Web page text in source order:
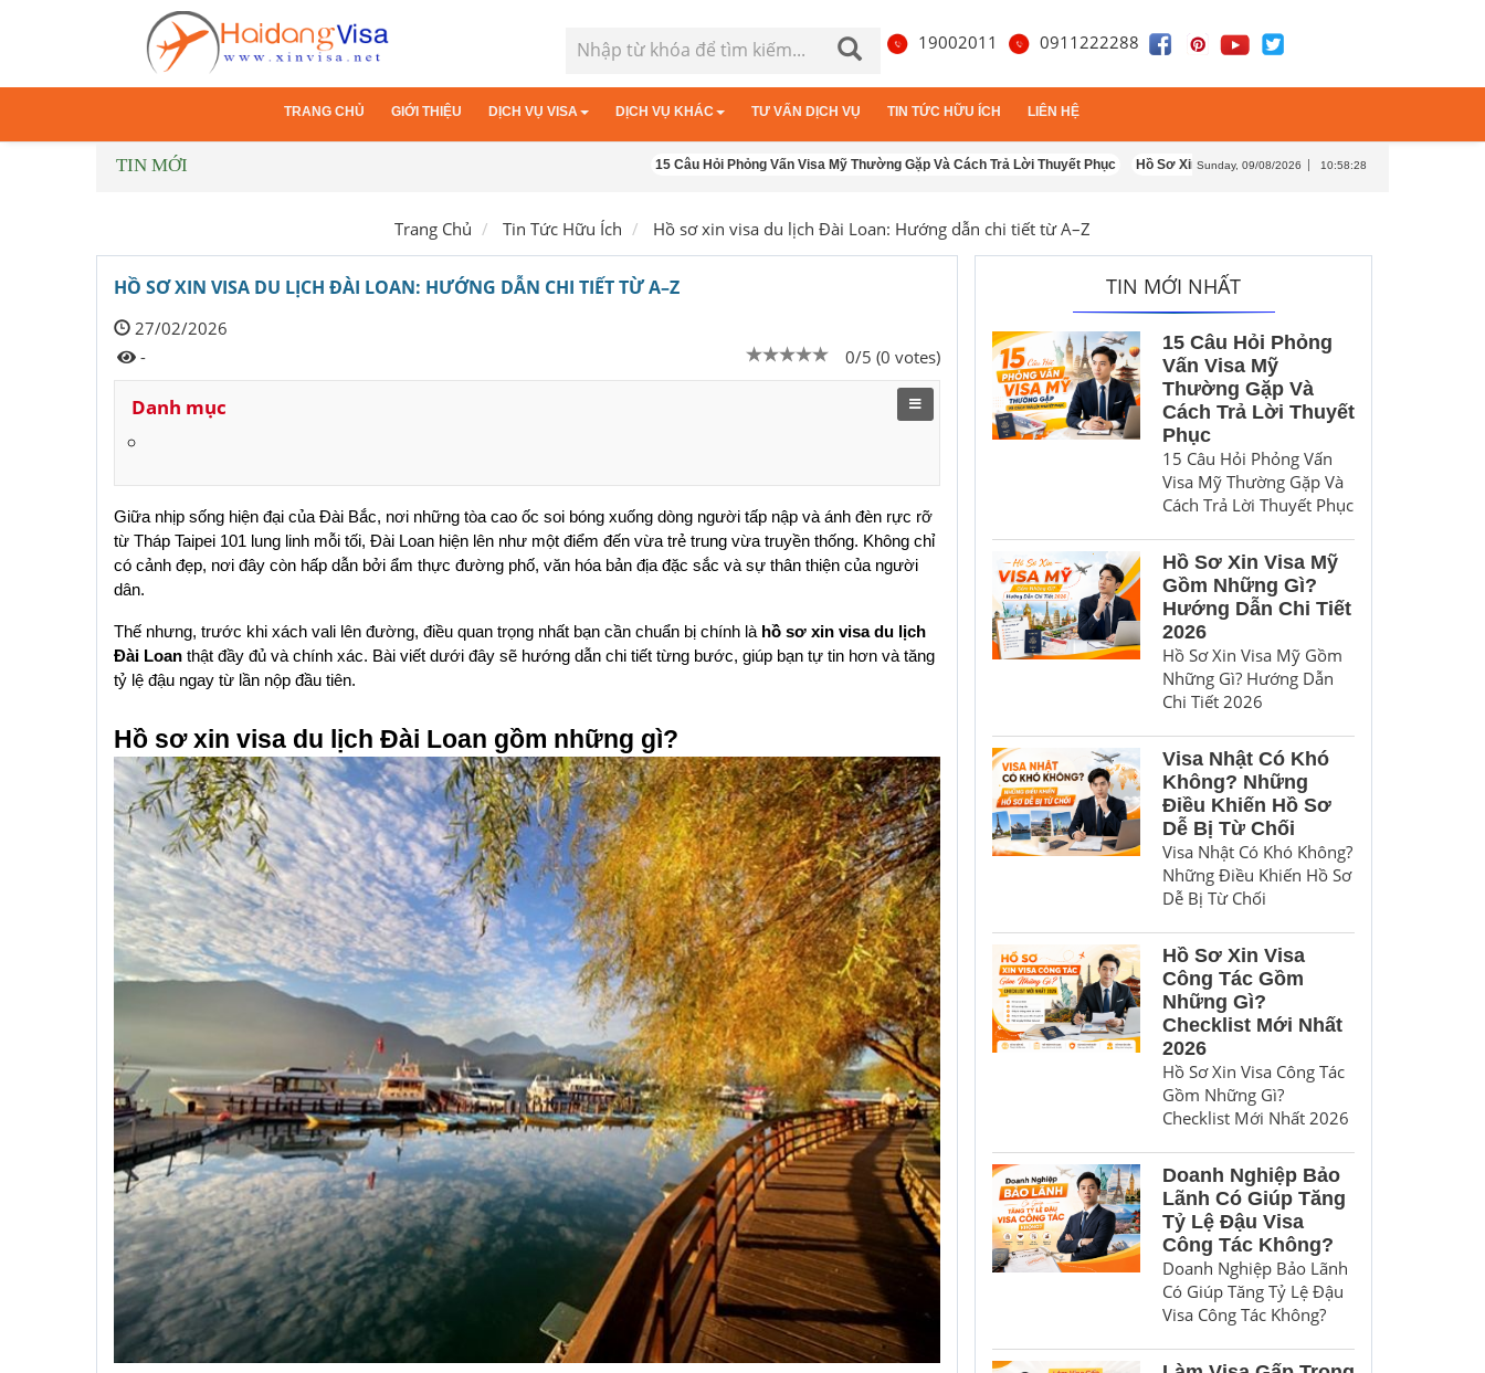
19002011 0911222288
TRANG CHỦ GIỚI THIỆU DỊCH VỤ VISA
Visa Myanmar
Visa Ấn Độ Visa Mông Cổ
Visa Anh
Visa Hà Lan Visa Hy Lạp
Visa Thụy Sĩ Visa Thụy Điển
Visa Ý Visa Malaysia
Visa Cuba Visa Phần Lan
Visa Bồ Đào Nha Visa Séc
Visa Nga Visa Indonesia
Visa Mỹ Visa Hàn Quốc
Visa Nhật Bản Visa Đài Loan
Visa Úc Visa Singapore
Visa Châu Âu
DỊCH VỤ KHÁC
Bảo hiểm du lịch Hợp pháp hóa lãnh sự
Thư tạm trú việt nam
TƯ VẤN DỊCH VỤ TIN TỨC HỮU ÍCH LIÊN HỆ
TIN MỚI 15 Câu Hỏi Phỏng Vấn Visa Mỹ Thường Gặp Và Cách Trả Lời Thuyết Phục Hồ Sơ Xin Visa Mỹ Gồm Những Gì? Hướng Dẫn Chi Tiết 2026
Sunday, 09/08/2026 10:58:30
Trang Chủ Tin Tức Hữu Ích Hồ sơ xin visa du lịch Đài Loan: Hướng dẫn chi tiết từ A–Z
HỒ SƠ XIN VISA DU LỊCH ĐÀI LOAN: HƯỚNG DẪN CHI TIẾT TỪ A–Z
27/02/2026
0/5 (0 votes)
-
Danh mục
Giữa nhịp sống hiện đại của Đài Bắc, nơi những tòa cao ốc soi bóng xuống dòng người tấp nập và ánh đèn rực rỡ
từ Tháp Taipei 101 lung linh mỗi tối, Đài Loan hiện lên như một điểm đến vừa trẻ trung vừa truyền thống. Không chỉ
có cảnh đẹp, nơi đây còn hấp dẫn bởi ẩm thực đường phố, văn hóa bản địa đặc sắc và sự thân thiện của người
dân.
Thế nhưng, trước khi xách vali lên đường, điều quan trọng nhất bạn cần chuẩn bị chính là hồ sơ xin visa du lịch
Đài Loan thật đầy đủ và chính xác. Bài viết dưới đây sẽ hướng dẫn chi tiết từng bước, giúp bạn tự tin hơn và tăng
tỷ lệ đậu ngay từ lần nộp đầu tiên.
Hồ sơ xin visa du lịch Đài Loan gồm những gì?
TIN MỚI NHẤT
15 Câu Hỏi Phỏng
Vấn Visa Mỹ
Thường Gặp Và
Cách Trả Lời Thuyết
Phục
15 Câu Hỏi Phỏng Vấn
Visa Mỹ Thường Gặp Và
Cách Trả Lời Thuyết Phục
Hồ Sơ Xin Visa Mỹ
Gồm Những Gì?
Hướng Dẫn Chi Tiết
2026
Hồ Sơ Xin Visa Mỹ Gồm
Những Gì? Hướng Dẫn
Chi Tiết 2026
Visa Nhật Có Khó
Không? Những
Điều Khiến Hồ Sơ
Dễ Bị Từ Chối
Visa Nhật Có Khó Không?
Những Điều Khiến Hồ Sơ
Dễ Bị Từ Chối
Hồ Sơ Xin Visa
Công Tác Gồm
Những Gì?
Checklist Mới Nhất
2026
Hồ Sơ Xin Visa Công Tác
Gồm Những Gì?
Checklist Mới Nhất 2026
Doanh Nghiệp Bảo
Lãnh Có Giúp Tăng
Tỷ Lệ Đậu Visa
Công Tác Không?
Doanh Nghiệp Bảo Lãnh
Có Giúp Tăng Tỷ Lệ Đậu
Visa Công Tác Không?